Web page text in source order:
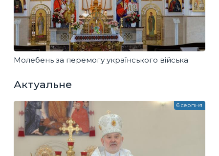
Молебень за перемогу українського війська
Актуальне
6 серпня